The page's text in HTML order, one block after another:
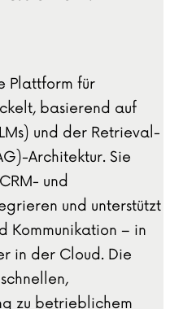
Plattform für
basierend auf
und der Retrieval-
Architektur. Sie
und
und unterstützt
Kommunikation – in
in der Cloud. Die
zu betrieblichem